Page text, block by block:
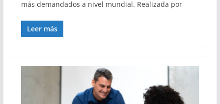
más demandados a nivel mundial. Realizada por
Leer más